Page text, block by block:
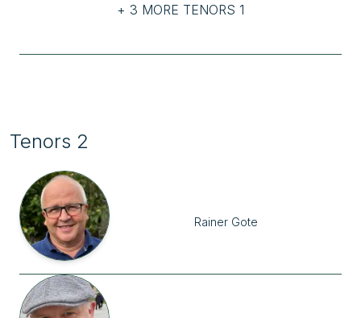
+ 3 MORE TENORS 1
Tenors 2
Rainer Gote